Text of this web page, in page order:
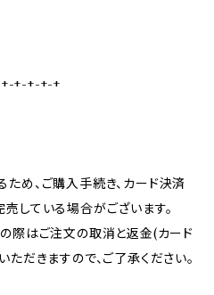
+-+-+-+
め、ご購入手続き、カード決済
している場合がございます。
際はご注文の取消と返金(カード
だきますので、ご了承ください。